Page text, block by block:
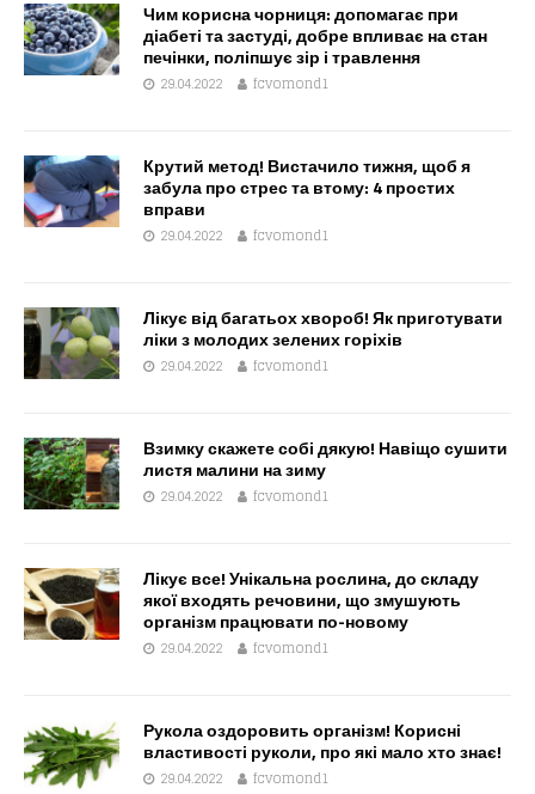
Чим корисна чорниця: допомагає при
діабеті та застуді, добре впливає на стан
печінки, поліпшує зір і травлення
29.04.2022 fcvomond1
Крутий метод! Вистачило тижня, щоб я
забула про стрес та втому: 4 простих
вправи
29.04.2022 fcvomond1
Лікує від багатьох хвороб! Як приготувати
ліки з молодих зелених горіхів
29.04.2022 fcvomond1
Взимку скажете собі дякую! Навіщо сушити
листя малини на зиму
29.04.2022 fcvomond1
Лікує все! Унікальна рослина, до складу
якої входять речовини, що змушують
організм працювати по-новому
29.04.2022 fcvomond1
Рукола оздоровить організм! Корисні
властивості руколи, про які мало хто знає!
29.04.2022 fcvomond1